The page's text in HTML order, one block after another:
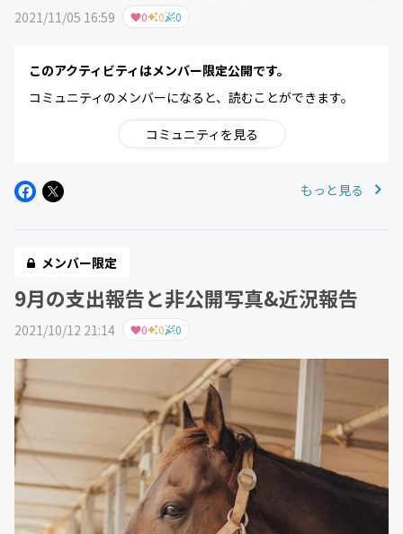
2021/11/05 16:59 0 0 0
このアクティビティはメンバー限定公開です。
コミュニティのメンバーになると、読むことができます。
コミュニティを見る
もっと見る
メンバー限定
9月の支出報告と非公開写真&近況報告
2021/10/12 21:14 0 0 0